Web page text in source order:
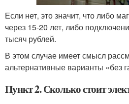
Если нет, это значит, что либо
через 15-20 лет, либо
тысяч рублей.
В этом случае имеет смысл
альтернативные варианты «без
Пункт 2. Сколько стоит